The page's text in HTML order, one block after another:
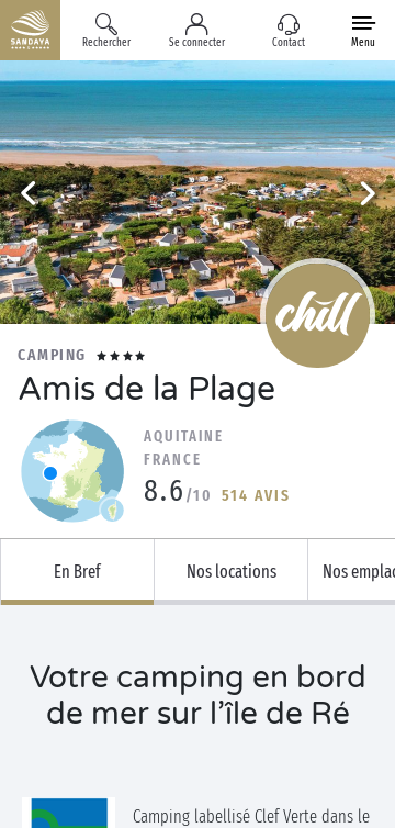
Rechercher Se connecter Contact Menu
CAMPING
Amis de la Plage
AQUITAINE
FRANCE
8.6 /10 514 AVIS
En Bref Nos locations Nos
Votre camping en bord
de mer sur l’île de Ré
Camping labellisé Clef Verte dans le